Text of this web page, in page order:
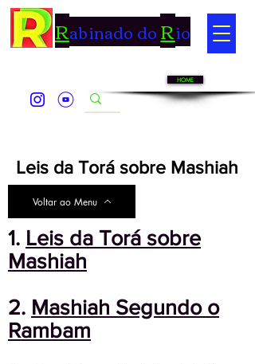
Rabinado doRio
HOME
Leis da Torá sobre Mashiah
Voltar ao Menu
1. Leis da Torá sobre
Mashiah
2. Mashiah Segundo o
Rambam